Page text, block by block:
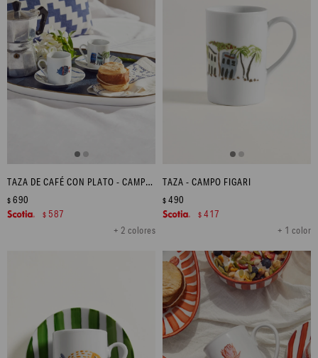
TAZA DE CAFÉ CON PLATO - CAMPO FIGARI
+ 2 colores
$ 690
$ 587
TAZA - CAMPO FIGARI
+ 1 color
$ 490
$ 417